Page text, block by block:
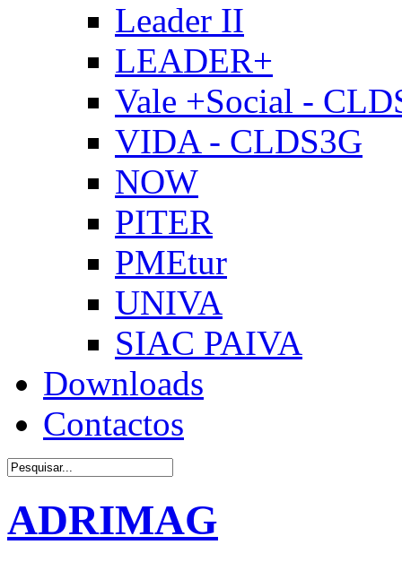
Leader II
LEADER+
Vale +Social -
VIDA - CLDS3G
NOW
PITER
PMEtur
UNIVA
SIAC PAIVA
Downloads
Contactos
ADRIMAG